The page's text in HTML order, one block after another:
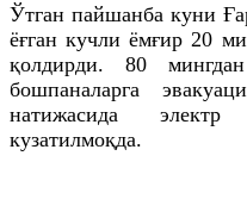
Ўтган пайшанба куни
ёғган кучли ёмғир 20
қолдирди. 80
бошпаналарга
натижасида электр
кузатилмоқда.